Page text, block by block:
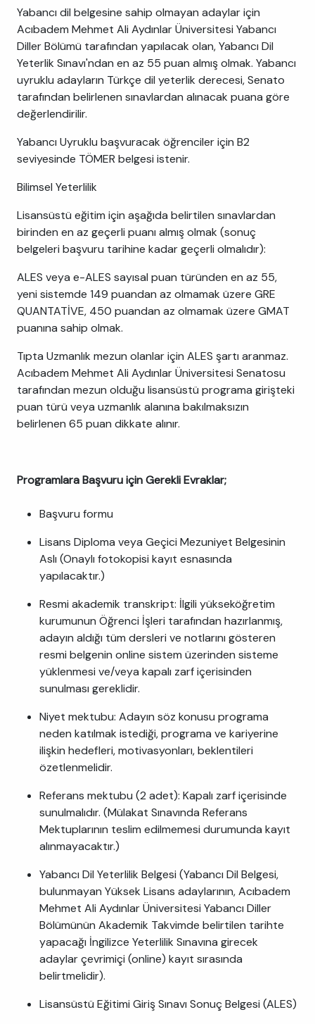
Yabancı dil belgesine sahip olmayan adaylar için
Acıbadem Mehmet Ali Aydınlar Üniversitesi Yabancı
Diller Bölümü tarafından yapılacak olan, Yabancı Dil
Yeterlik Sınavı'ndan en az 55 puan almış olmak. Yabancı
uyruklu adayların Türkçe dil yeterlik derecesi, Senato
tarafından belirlenen sınavlardan alınacak puana göre
değerlendirilir.
Yabancı Uyruklu başvuracak öğrenciler için B2
seviyesinde TÖMER belgesi istenir.
Bilimsel Yeterlilik
Lisansüstü eğitim için aşağıda belirtilen sınavlardan
birinden en az geçerli puanı almış olmak (sonuç
belgeleri başvuru tarihine kadar geçerli olmalıdır):
ALES veya e-ALES sayısal puan türünden en az 55,
yeni sistemde 149 puandan az olmamak üzere GRE
QUANTATİVE, 450 puandan az olmamak üzere GMAT
puanına sahip olmak.
Tıpta Uzmanlık mezun olanlar için ALES şartı aranmaz.
Acıbadem Mehmet Ali Aydınlar Üniversitesi Senatosu
tarafından mezun olduğu lisansüstü programa girişteki
puan türü veya uzmanlık alanına bakılmaksızın
belirlenen 65 puan dikkate alınır.
Programlara Başvuru için Gerekli Evraklar;
Başvuru formu
Lisans Diploma veya Geçici Mezuniyet Belgesinin
Aslı (Onaylı fotokopisi kayıt esnasında
yapılacaktır.)
Resmi akademik transkript: İlgili yükseköğretim
kurumunun Öğrenci İşleri tarafından hazırlanmış,
adayın aldığı tüm dersleri ve notlarını gösteren
resmi belgenin online sistem üzerinden sisteme
yüklenmesi ve/veya kapalı zarf içerisinden
sunulması gereklidir.
Niyet mektubu: Adayın söz konusu programa
neden katılmak istediği, programa ve kariyerine
ilişkin hedefleri, motivasyonları, beklentileri
özetlenmelidir.
Referans mektubu (2 adet): Kapalı zarf içerisinde
sunulmalıdır. (Mülakat Sınavında Referans
Mektuplarının teslim edilmemesi durumunda kayıt
alınmayacaktır.)
Yabancı Dil Yeterlilik Belgesi (Yabancı Dil Belgesi,
bulunmayan Yüksek Lisans adaylarının, Acıbadem
Mehmet Ali Aydınlar Üniversitesi Yabancı Diller
Bölümünün Akademik Takvimde belirtilen tarihte
yapacağı İngilizce Yeterlilik Sınavına girecek
adaylar çevrimiçi (online) kayıt sırasında
belirtmelidir).
Lisansüstü Eğitimi Giriş Sınavı Sonuç Belgesi (ALES)